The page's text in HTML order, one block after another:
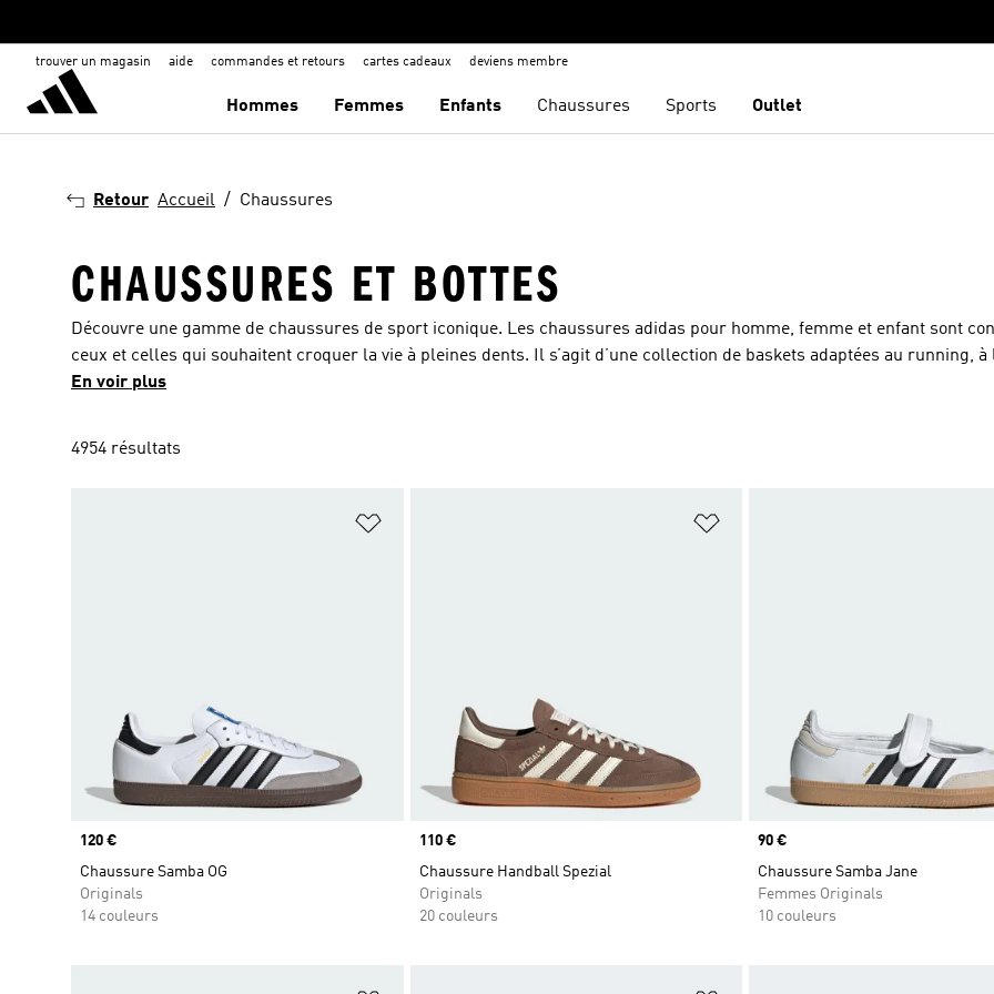
trouver un magasin aide commandes et retours cartes cadeaux deviens membre
Hommes Femmes Enfants Chaussures Sports Outlet
Retour Accueil Chaussures
CHAUSSURES ET BOTTES
Découvre une gamme de chaussures de sport iconique. Les chaussures adidas pour homme, femme et enfant sont
ceux et celles qui souhaitent croquer la vie à pleines dents. Il s’agit d’une collection de baskets adaptées au running, à
ou encore au quotidien, qui te donnera confiance et style à chacun de tes pas. Fais ton choix parmi nos sneakers rétro
En voir plus
4954 résultats
Prix
120 €
Chaussure Samba OG
Originals
14 couleurs
Prix
110 €
Chaussure Handball Spezial
Originals
20 couleurs
Prix
90 €
Chaussure Samba Jane
Femmes Originals
10 couleurs